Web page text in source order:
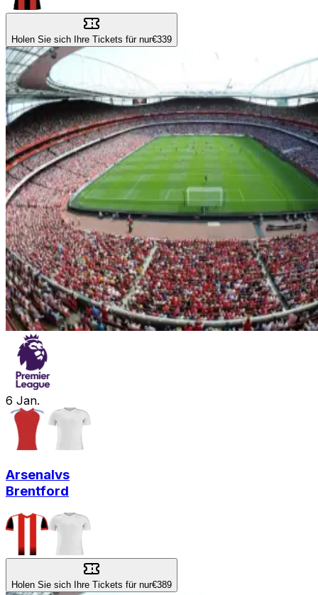
Holen Sie sich Ihre Tickets für nur€339
6 Jan.
Arsenalvs
Brentford
Holen Sie sich Ihre Tickets für nur€389